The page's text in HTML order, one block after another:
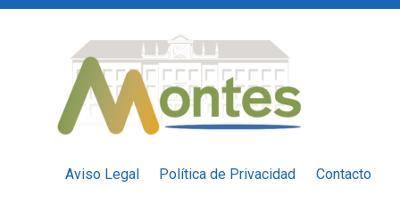
Aviso Legal Política de Privacidad Contacto